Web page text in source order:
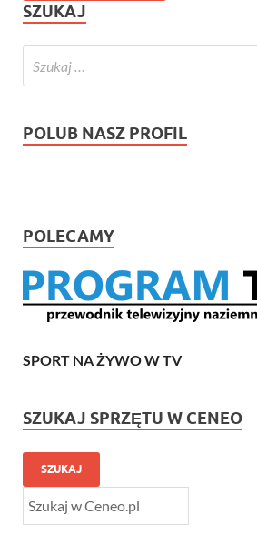
SZUKAJ
POLUB NASZ PROFIL
POLECAMY
SPORT NA ŻYWO W TV
SZUKAJ SPRZĘTU W CENEO
SZUKAJ